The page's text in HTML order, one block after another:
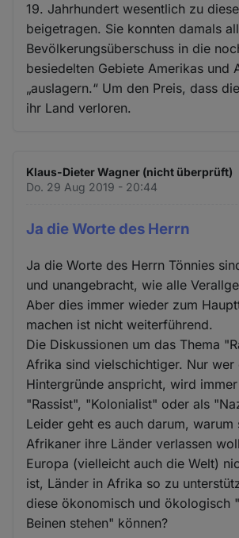
19. Jahrhundert wesentlich zu
beigetragen. Sie konnten damals
Bevölkerungsüberschuss in die
besiedelten Gebiete Amerikas und
„auslagern.“ Um den Preis, dass
ihr Land verloren.
Klaus-Dieter Wagner (nicht überprüft)
Do. 29 Aug 2019 - 20:44
Ja die Worte des Herrn
Ja die Worte des Herrn Tönnies
und unangebracht, wie alle
Aber dies immer wieder zum
machen ist nicht weiterführend.
Die Diskussionen um das Thema
Afrika sind vielschichtiger. Nur wer
Hintergründe anspricht, wird
"Rassist", "Kolonialist" oder als
Leider geht es auch darum, warum
Afrikaner ihre Länder verlassen
Europa (vielleicht auch die Welt)
ist, Länder in Afrika so zu
diese ökonomisch und ökologisch
Beinen stehen" können?